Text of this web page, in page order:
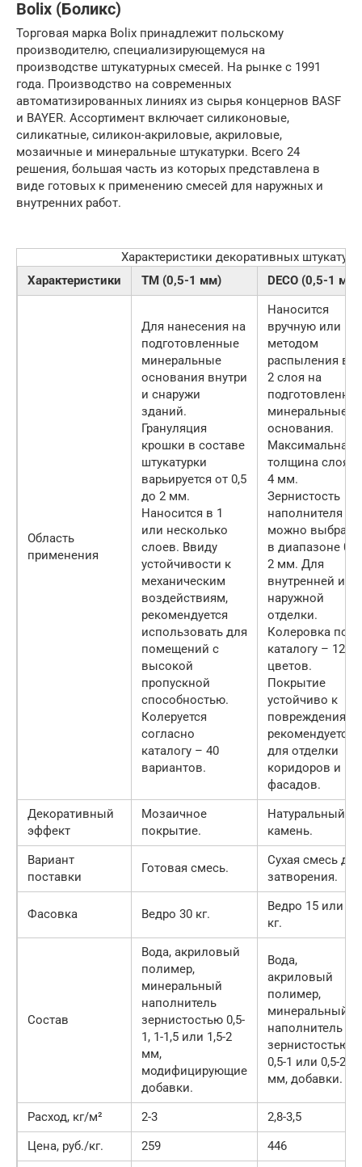
Bolix (Боликс)
Торговая марка Bolix принадлежит польскому
производителю, специализирующемуся на
производстве штукатурных смесей. На рынке с 1991
года. Производство на современных
автоматизированных линиях из сырья концернов BASF
и BAYER. Ассортимент включает силиконовые,
силикатные, силикон-акриловые, акриловые,
мозаичные и минеральные штукатурки. Всего 24
решения, большая часть из которых представлена в
виде готовых к применению смесей для наружных и
внутренних работ.
Характеристики декоративных
Характеристики
TM (0,5-1 мм) DECO (0,5-1 мм)
Область
применения
Для нанесения на
подготовленные
минеральные
основания внутри
и снаружи
зданий.
Грануляция
крошки в составе
штукатурки
варьируется от 0,5
до 2 мм.
Наносится в 1
или несколько
слоев. Ввиду
устойчивости к
механическим
воздействиям,
рекомендуется
использовать для
помещений с
высокой
пропускной
способностью.
Колеруется
согласно
каталогу – 40
вариантов.
Наносится
вручную или
методом
распыления в 1-
2 слоя на
минеральные
основания.
Максимальная
толщина слоя –
4 мм.
Зернистость
наполнителя
можно выбрать
в диапазоне 0,5-
2 мм. Для
внутренней и
наружной
отделки.
Колеровка по
каталогу – 12
цветов.
Покрытие
устойчиво к
повреждениям
рекомендуется
для отделки
коридоров и
фасадов.
Декоративный
эффект
Мозаичное
покрытие.
Натуральный
камень.
Вариант
поставки
Готовая смесь.
Сухая смесь для
затворения.
Фасовка Ведро 30 кг.
Ведро 15 или 30
кг.
Состав
Вода, акриловый
полимер,
минеральный
наполнитель
зернистостью 0,5-
1, 1-1,5 или 1,5-2
мм,
модифицирующие
добавки.
Вода,
акриловый
полимер,
минеральный
наполнитель
зернистостью
0,5-1 или 0,5-2
мм, добавки.
Расход, кг/м² 2-3
2,8-3,5
Цена, руб./кг.
259
446